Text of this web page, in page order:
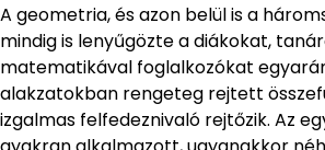
A geometria, és azon belül is a
mindig is lenyűgözte a diákokat,
matematikával foglalkozókat
alakzatokban rengeteg rejtett
izgalmas felfedeznivaló rejtőzik. Az